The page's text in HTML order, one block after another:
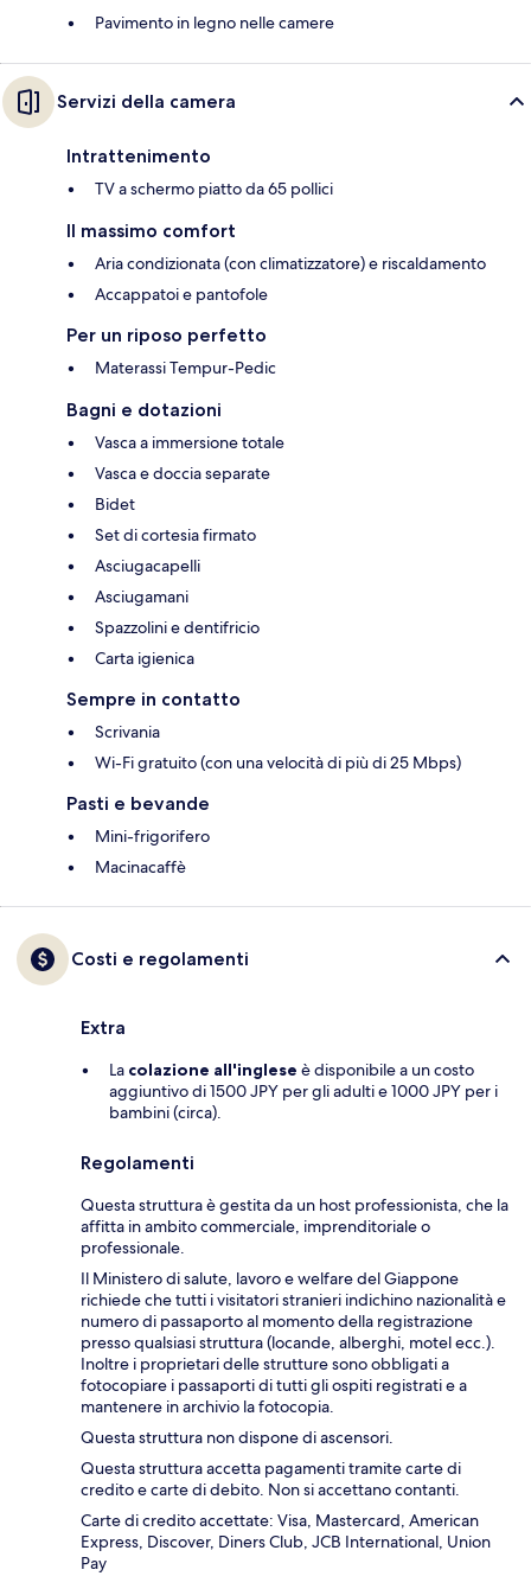
Pavimento in legno nelle camere
Servizi della camera
Intrattenimento
TV a schermo piatto da 65 pollici
Il massimo comfort
Aria condizionata (con climatizzatore) e riscaldamento
Accappatoi e pantofole
Per un riposo perfetto
Materassi Tempur-Pedic
Bagni e dotazioni
Vasca a immersione totale
Vasca e doccia separate
Bidet
Set di cortesia firmato
Asciugacapelli
Asciugamani
Spazzolini e dentifricio
Carta igienica
Sempre in contatto
Scrivania
Wi-Fi gratuito (con una velocità di più di 25 Mbps)
Pasti e bevande
Mini-frigorifero
Macinacaffè
Costi e regolamenti
Extra
La colazione all'inglese è disponibile a un costo
aggiuntivo di 1500 JPY per gli adulti e 1000 JPY per i
bambini (circa).
Regolamenti
Questa struttura è gestita da un host professionista, che la
affitta in ambito commerciale, imprenditoriale o
professionale.
Il Ministero di salute, lavoro e welfare del Giappone
richiede che tutti i visitatori stranieri indichino nazionalità e
numero di passaporto al momento della registrazione
presso qualsiasi struttura (locande, alberghi, motel ecc.).
Inoltre i proprietari delle strutture sono obbligati a
fotocopiare i passaporti di tutti gli ospiti registrati e a
mantenere in archivio la fotocopia.
Questa struttura non dispone di ascensori.
Questa struttura accetta pagamenti tramite carte di
credito e carte di debito. Non si accettano contanti.
Carte di credito accettate: Visa, Mastercard, American
Express, Discover, Diners Club, JCB International, Union
Pay